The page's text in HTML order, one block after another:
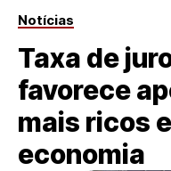
Notícias
Taxa de
favorece
mais ricos
economia